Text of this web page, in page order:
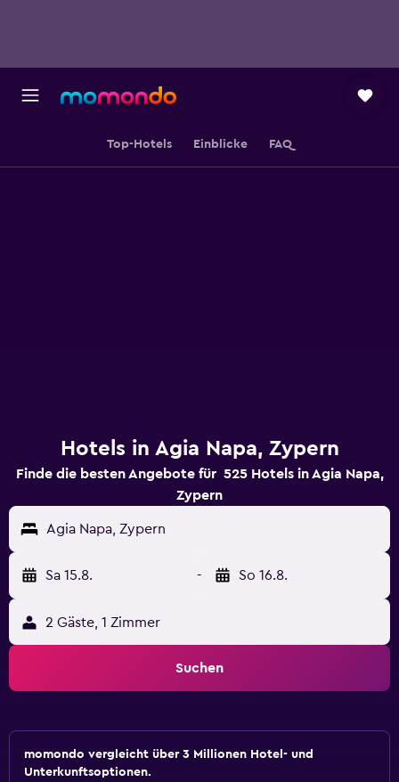
Top-Hotels Einblicke FAQ
Hotels in Agia Napa, Zypern
Finde die besten Angebote für 525 Hotels in Agia Napa,
Zypern
Agia Napa, Zypern
Sa 15.8. - So 16.8.
2 Gäste, 1 Zimmer
Suchen
momondo vergleicht über 3 Millionen Hotel- und
Unterkunftsoptionen.